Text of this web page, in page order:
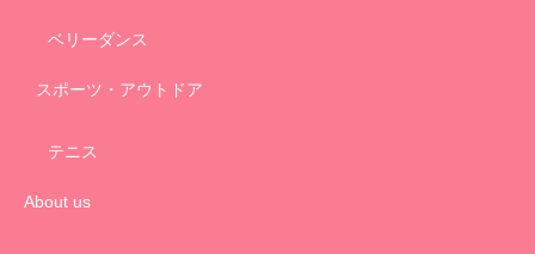
ベリーダンス
スポーツ・アウトドア
テニス
About us